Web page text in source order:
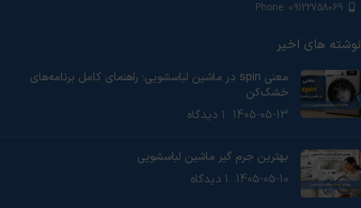
نوشته های اخیر
معنی spin در ماشین لباسشویی؛ راهنمای کامل برنامه‌های
خشک‌کن
1405-05-13 ۱ دیدگاه
بهترین جرم گیر ماشین لباسشویی
1405-05-10 ۱ دیدگاه